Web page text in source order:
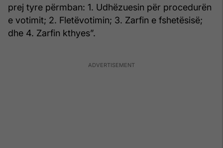
prej tyre përmban: 1. Udhëzuesin për procedurën
e votimit; 2. Fletëvotimin; 3. Zarfin e fshetësisë;
dhe 4. Zarfin kthyes”.